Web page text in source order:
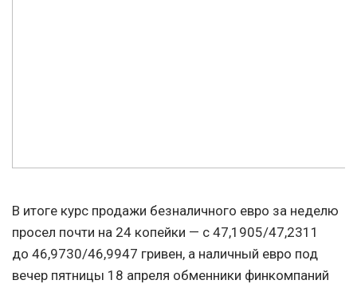
В итоге курс продажи безналичного евро за неделю
просел почти на 24 копейки — с 47,1905/47,2311
до 46,9730/46,9947 гривен, а наличный евро под
вечер пятницы 18 апреля обменники финкомпаний